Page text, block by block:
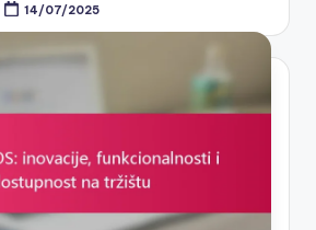
14/07/2025